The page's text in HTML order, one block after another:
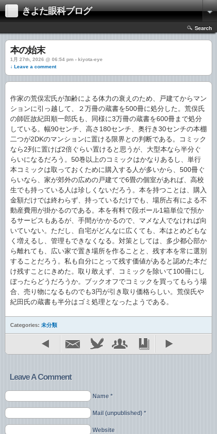
きよた眼科ブログ
Search
本の始末
1月 27th, 2026 @ 06:54 pm › kiyota-eye
↓ Leave a comment
作家の荒俣宏氏が加齢による体力の衰えのため、戸建てからマン
ションに引っ越して、２万冊の蔵書を500冊に処分した。荒俣氏
の師匠故紀田順一郎氏も、同様に3万冊の蔵書を600冊まで処分
している。幅90センチ、高さ180センチ、奥行き30センチの本棚
二つが2DKのマンションに置ける限界との判断である。コミック
なら2列に置けば2倍ぐらい置けると思うが、大型本なら半分ぐ
らいになるだろう。50巻以上のコミックはかなりあるし、単行
本コミックは取っておくために購入する人が多いから、500冊ぐ
らいなら、家が郊外の広めの戸建てで6畳の個室があれば、高校
生でも持っている人は珍しくないだろう。本を持つことは、購入
金額だけでは終わらず、持っているだけでも、場所占有による不
動産費用が掛かるのである。本を有料で段ボール1箱単位で預か
るサービスもあるが、手間がかかるので、マメな人でなければ向
いていない。ただし、自宅がどんなに広くても、本はとめどもな
く増えるし、管理もできなくなる。対策としては、多少都心部か
ら離れても、広い家で置き場所を作ることと、残す本を常に選別
することだろう。私も自分にとって残す価値があると認めた本だ
け残すことにきめた。取り敢えず、コミックを除いて100冊にし
ぼったらどうだろうか。ブックオフでコミックを買ってもらう場
合、売り物になるものでも3円が引き取り価格らしい。荒俣氏や
紀田氏の蔵書も半分はゴミ処理となったようである。
Categories: 未分類
Leave A Comment
Name *
Mail (unpublished) *
Website